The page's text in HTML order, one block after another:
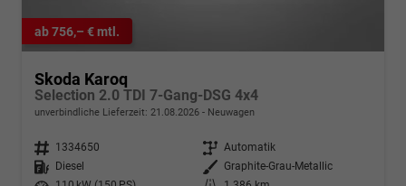
ab 756,– € mtl.
Skoda Karoq
Selection 2.0 TDI 7-Gang-DSG 4x4
unverbindliche Lieferzeit: 21.08.2026 Neuwagen
Fahrzeugnr. 1334650 Getriebe Automatik
Kraftstoff
Diesel Außenfarbe
Graphite-Grau-Metallic